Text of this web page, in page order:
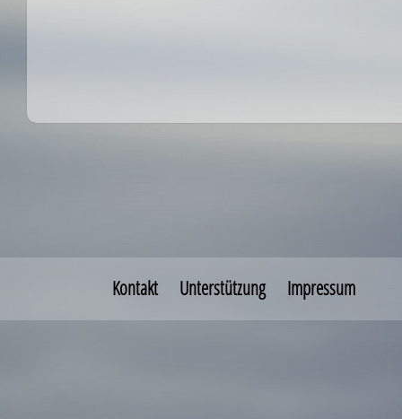
Kontakt Unterstützung Impressum